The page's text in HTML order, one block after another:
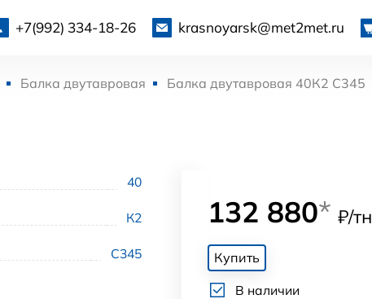
+7(992) 334-18-26 krasnoyarsk@met2met.ru
Балка двутавровая Балка двутавровая 40К2 С345
40
К2
С345
132 880* ₽/тн
Купить
В наличии